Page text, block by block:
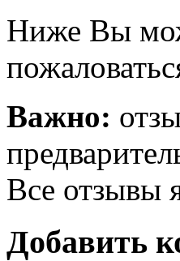
Ниже Вы
Важно:
Все отзывы
Добавить